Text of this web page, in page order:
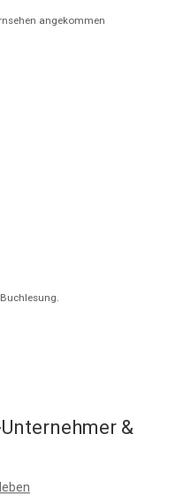
angekommen
&